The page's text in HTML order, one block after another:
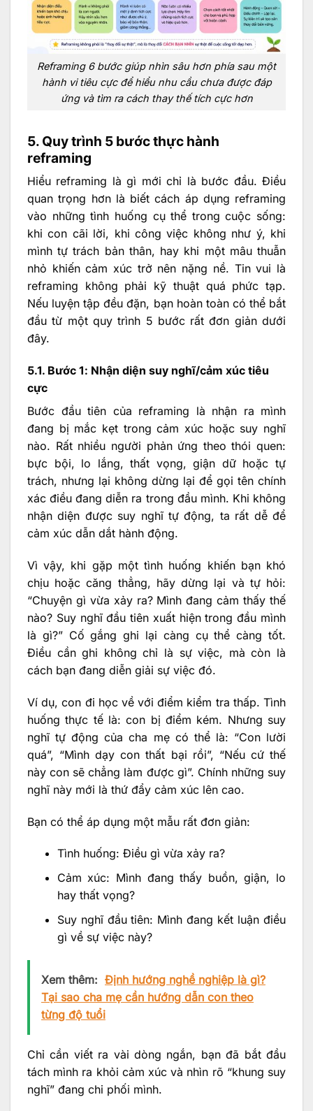
Reframing 6 bước giúp nhìn sâu hơn phía sau một
hành vi tiêu cực để hiểu nhu cầu chưa được đáp
ứng và tìm ra cách thay thế tích cực hơn
5. Quy trình 5 bước thực hành
reframing
Hiểu reframing là gì mới chỉ là bước đầu. Điều
quan trọng hơn là biết cách áp dụng reframing
vào những tình huống cụ thể trong cuộc sống:
khi con cãi lời, khi công việc không như ý, khi
mình tự trách bản thân, hay khi một mâu thuẫn
nhỏ khiến cảm xúc trở nên nặng nề. Tin vui là
reframing không phải kỹ thuật quá phức tạp.
Nếu luyện tập đều đặn, bạn hoàn toàn có thể bắt
đầu từ một quy trình 5 bước rất đơn giản dưới
đây.
5.1. Bước 1: Nhận diện suy nghĩ/cảm xúc tiêu
cực
Bước đầu tiên của reframing là nhận ra mình
đang bị mắc kẹt trong cảm xúc hoặc suy nghĩ
nào. Rất nhiều người phản ứng theo thói quen:
bực bội, lo lắng, thất vọng, giận dữ hoặc tự
trách, nhưng lại không dừng lại để gọi tên chính
xác điều đang diễn ra trong đầu mình. Khi không
nhận diện được suy nghĩ tự động, ta rất dễ để
cảm xúc dẫn dắt hành động.
Vì vậy, khi gặp một tình huống khiến bạn khó
chịu hoặc căng thẳng, hãy dừng lại và tự hỏi:
“Chuyện gì vừa xảy ra? Mình đang cảm thấy thế
nào? Suy nghĩ đầu tiên xuất hiện trong đầu mình
là gì?” Cố gắng ghi lại càng cụ thể càng tốt.
Điều cần ghi không chỉ là sự việc, mà còn là
cách bạn đang diễn giải sự việc đó.
Ví dụ, con đi học về với điểm kiểm tra thấp. Tình
huống thực tế là: con bị điểm kém. Nhưng suy
nghĩ tự động của cha mẹ có thể là: “Con lười
quá”, “Mình dạy con thất bại rồi”, “Nếu cứ thế
này con sẽ chẳng làm được gì”. Chính những suy
nghĩ này mới là thứ đẩy cảm xúc lên cao.
Bạn có thể áp dụng một mẫu rất đơn giản:
Tình huống: Điều gì vừa xảy ra?
Cảm xúc: Mình đang thấy buồn, giận, lo
hay thất vọng?
Suy nghĩ đầu tiên: Mình đang kết luận điều
gì về sự việc này?
Xem thêm: Định hướng nghề nghiệp là gì?
Tại sao cha mẹ cần hướng dẫn con theo
từng độ tuổi
Chỉ cần viết ra vài dòng ngắn, bạn đã bắt đầu
tách mình ra khỏi cảm xúc và nhìn rõ “khung suy
nghĩ” đang chi phối mình.